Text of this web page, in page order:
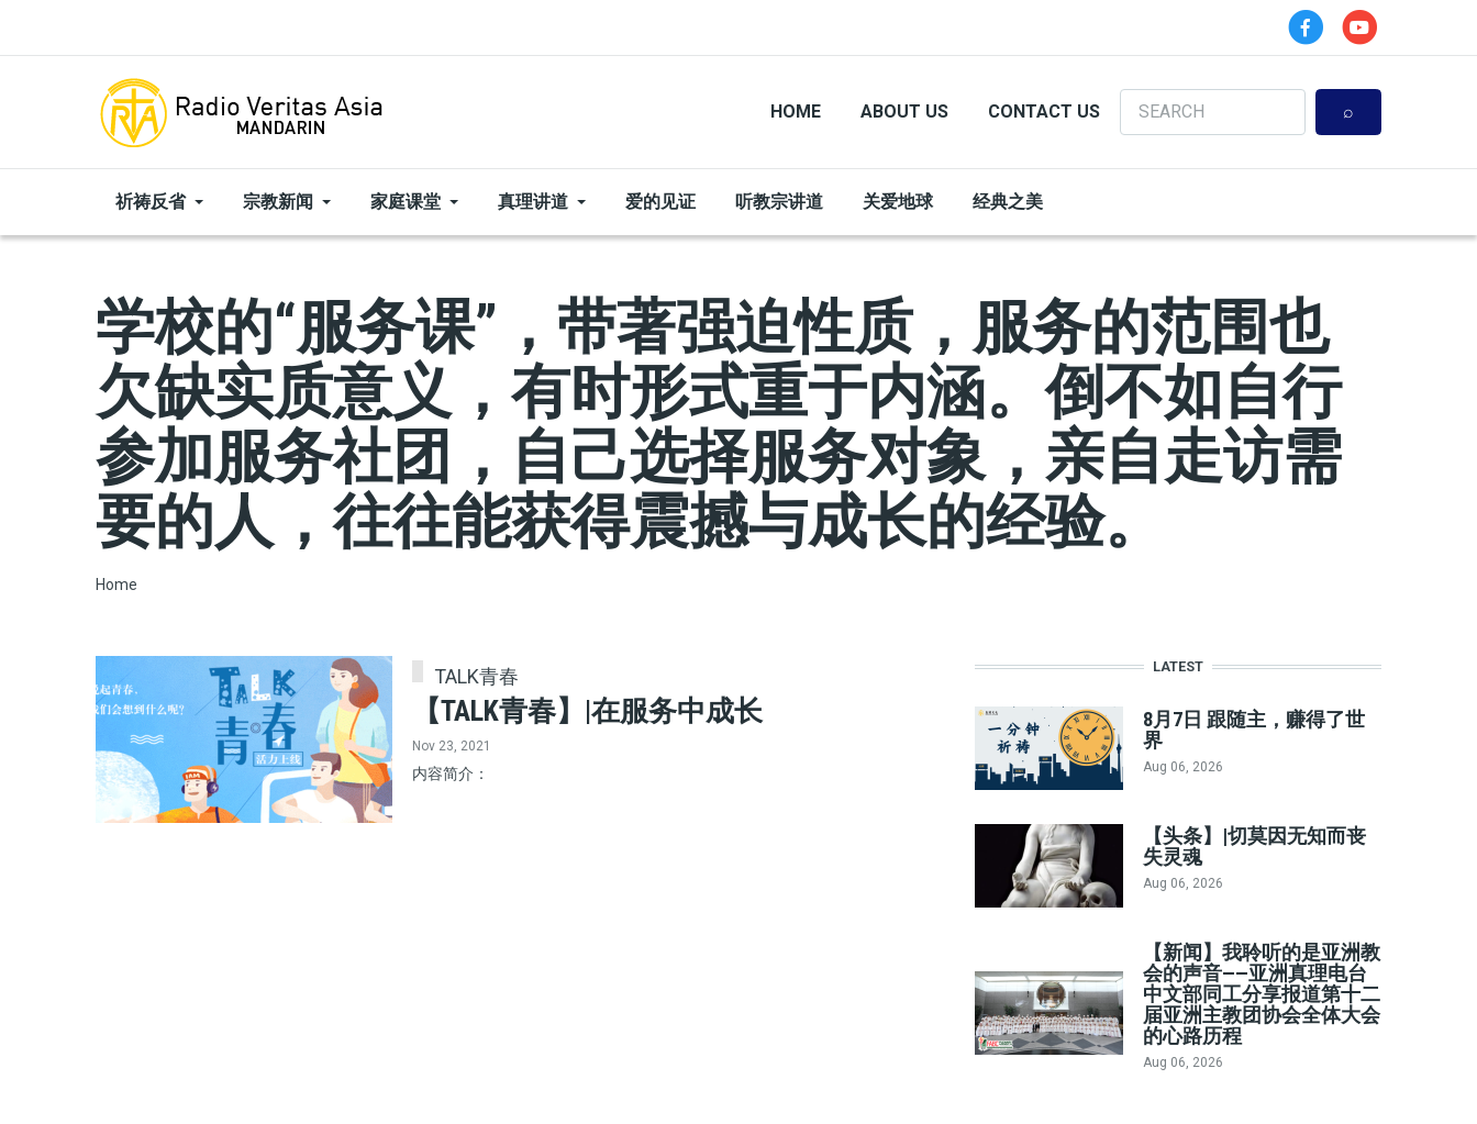
HOME ABOUT US CONTACT US
Search
祈祷反省 宗教新闻 家庭课堂 真理讲道 爱的见证 听教宗讲道 关爱地球 经典之美
学校的“服务课”，带著强迫性质，服务的范围也
欠缺实质意义，有时形式重于内涵。倒不如自行
参加服务社团，自己选择服务对象，亲自走访需
要的人，往往能获得震撼与成长的经验。
Breadcrumb
Home
TALK青春
【TALK青春】|在服务中成长
Nov 23, 2021
​内容简介：
LATEST
8月7日 跟随主，赚得了世
界
Aug 06, 2026
【头条】|切莫因无知而丧
失灵魂
Aug 06, 2026
【新闻】我聆听的是亚洲教
会的声音——亚洲真理电台
中文部同工分享报道第十二
届亚洲主教团协会全体大会
的心路历程
Aug 06, 2026